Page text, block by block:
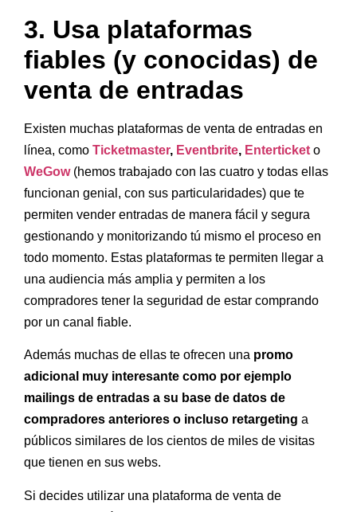
3. Usa plataformas
fiables (y conocidas) de
venta de entradas
Existen muchas plataformas de venta de entradas en
línea, como Ticketmaster, Eventbrite, Enterticket o
WeGow(hemos trabajado con las cuatro y todas ellas
funcionan genial, con sus particularidades) que te
permiten vender entradas de manera fácil y segura
gestionando y monitorizando tú mismo el proceso en
todo momento. Estas plataformas te permiten llegar a
una audiencia más amplia y permiten a los
compradores tener la seguridad de estar comprando
por un canal fiable.
Además muchas de ellas te ofrecen una promo
adicional muy interesante como por ejemplo
mailings de entradas a su base de datos de
compradores anteriores o incluso retargeting a
públicos similares de los cientos de miles de visitas
que tienen en sus webs.
Si decides utilizar una plataforma de venta de